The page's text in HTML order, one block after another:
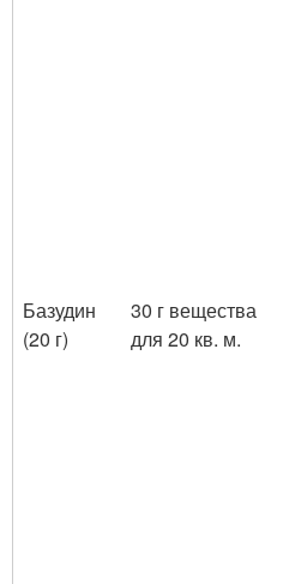
Базудин
(20 г)
30 г вещества
для 20 кв. м.